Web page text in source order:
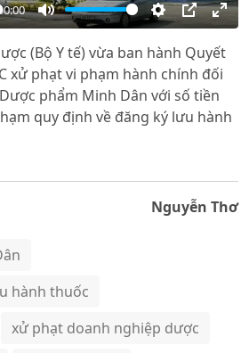
Mute Settings
PIP
(Bộ Y tế) vừa ban hành Quyết
xử phạt vi phạm hành chính đối
phẩm Minh Dân với số tiền
quy định về đăng ký lưu hành
Nguyễn Thơ
hành thuốc
xử phạt doanh nghiệp dược